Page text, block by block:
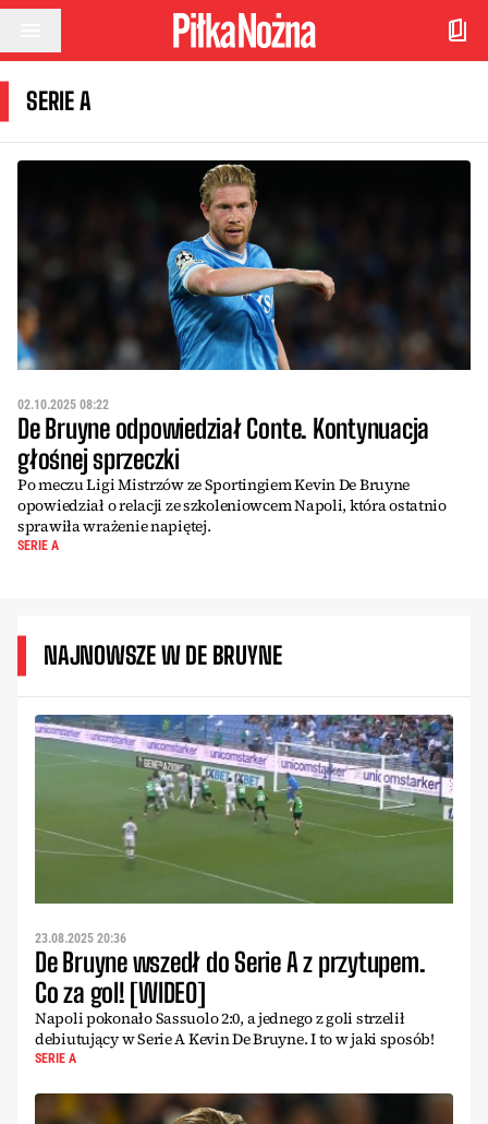
Przejdź do treści
SERIE A
02.10.2025 08:22
De Bruyne odpowiedział Conte. Kontynuacja
głośnej sprzeczki
Po meczu Ligi Mistrzów ze Sportingiem Kevin De Bruyne
opowiedział o relacji ze szkoleniowcem Napoli, która ostatnio
sprawiła wrażenie napiętej.
SERIE A
NAJNOWSZE W DE BRUYNE
23.08.2025 20:36
De Bruyne wszedł do Serie A z przytupem.
Co za gol! [WIDEO]
Napoli pokonało Sassuolo 2:0, a jednego z goli strzelił
debiutujący w Serie A Kevin De Bruyne. I to w jaki sposób!
SERIE A